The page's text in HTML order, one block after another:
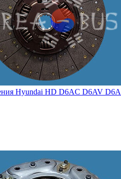
Hyundai HD D6AC D6AV